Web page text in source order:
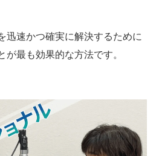
迅速かつ確実に解決するために
が最も効果的な方法です。